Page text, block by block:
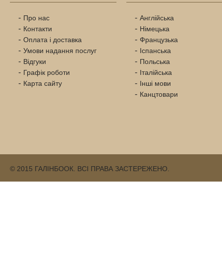
Про нас
Контакти
Оплата і доставка
Умови надання послуг
Відгуки
Графік роботи
Карта сайту
Англійська
Німецька
Французька
Іспанська
Польська
Італійська
Інші мови
Канцтовари
© 2015 ГАЛІНБООК. ВСІ ПРАВА ЗАСТЕРЕЖЕНО.